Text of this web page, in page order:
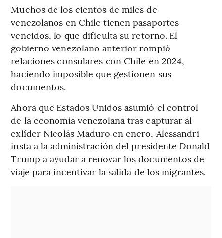
Muchos de los cientos de miles de
venezolanos en Chile tienen pasaportes
vencidos, lo que dificulta su retorno. El
gobierno venezolano anterior rompió
relaciones consulares con Chile en 2024,
haciendo imposible que gestionen sus
documentos.
Ahora que Estados Unidos asumió el control
de la economía venezolana tras capturar al
exlíder Nicolás Maduro en enero, Alessandri
insta a la administración del presidente Donald
Trump a ayudar a renovar los documentos de
viaje para incentivar la salida de los migrantes.